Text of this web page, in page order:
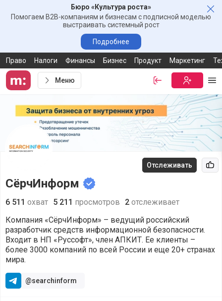
Бюро «Культура роста»
Помогаем B2B-компаниям и бизнесам с подписной моделью
выстраивать системный рост
Подробнее
Право Налоги Финансы Бизнес Продукт Маркетинг
Меню Войти
Отслеживать
СёрчИнформ
6 511 охват 5 211 просмотров 2 отслеживает
Компания «СёрчИнформ» – ведущий российский
разработчик средств информационной безопасности.
Входит в НП «Руссофт», член АПКИТ. Ее клиенты –
более 3000 компаний по всей России и еще 20+ странах
мира.
@searchinform